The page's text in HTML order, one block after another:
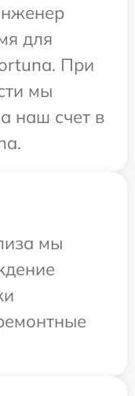
для
При
мы
наш счет в
мы